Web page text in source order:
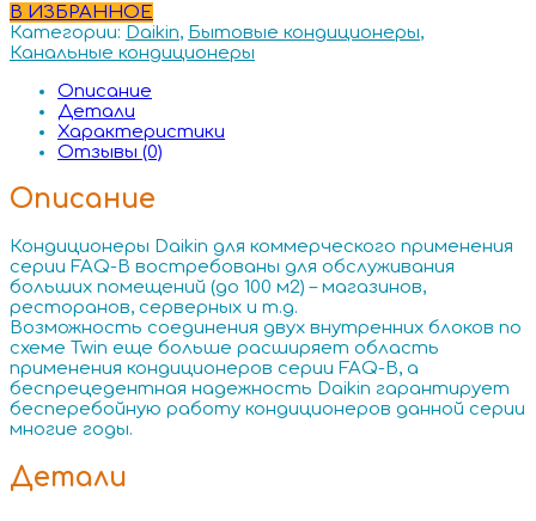
В ИЗБРАННОЕ
Категории: Daikin, Бытовые кондиционеры,
Канальные кондиционеры
Описание
Детали
Характеристики
Отзывы (0)
Описание
Кондиционеры Daikin для коммерческого применения
серии FAQ-B востребованы для обслуживания
больших помещений (до 100 м2) – магазинов,
ресторанов, серверных и т.д.
Возможность соединения двух внутренних блоков по
схеме Twin еще больше расширяет область
применения кондиционеров серии FAQ-B, а
беспрецедентная надежность Daikin гарантирует
бесперебойную работу кондиционеров данной серии
многие годы.
Детали